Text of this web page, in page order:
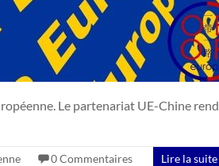
Le partenariat UE-Chine rend
0 Commentaires Lire la suite